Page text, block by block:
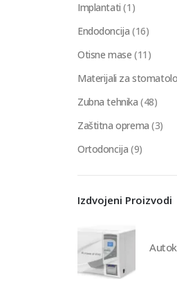
Implantati (1)
Endodoncija (16)
Otisne mase (11)
Materijali za
Zubna tehnika (48)
Zaštitna oprema (3)
Ortodoncija (9)
Izdvojeni Proizvodi